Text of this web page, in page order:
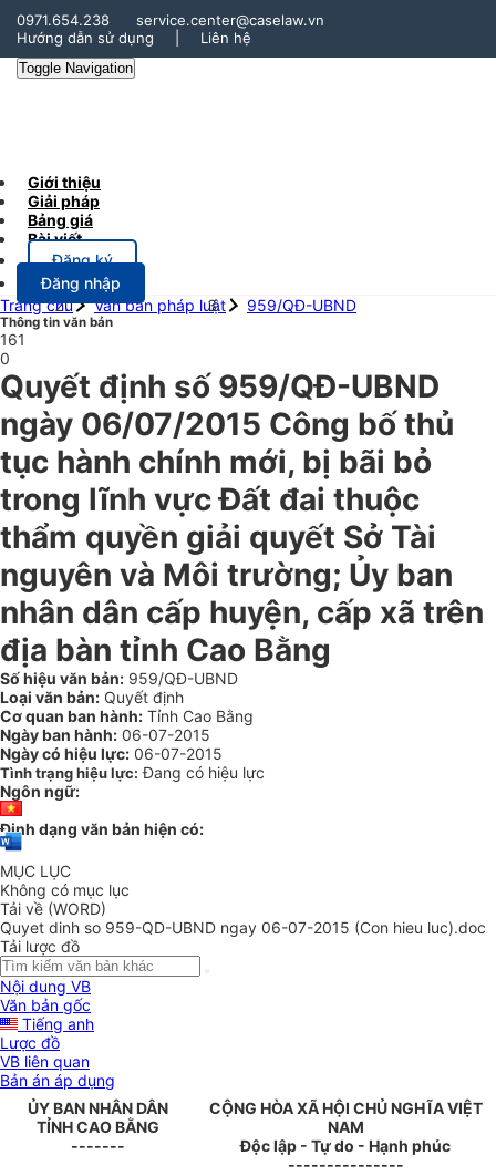
0971.654.238
service.center@caselaw.vn
Hướng dẫn sử dụng
Liên hệ
Toggle Navigation
Giới thiệu
Giải pháp
Bảng giá
Bài viết
Đăng ký
Đăng nhập
Trang chủ
Văn bản pháp luật 959/QĐ-UBND
Thông tin văn bản
161
0
Quyết định số 959/QĐ-UBND
ngày 06/07/2015 Công bố thủ
tục hành chính mới, bị bãi bỏ
trong lĩnh vực Đất đai thuộc
thẩm quyền giải quyết Sở Tài
nguyên và Môi trường; Ủy ban
nhân dân cấp huyện, cấp xã trên
địa bàn tỉnh Cao Bằng
Số hiệu văn bản: 959/QĐ-UBND
Loại văn bản: Quyết định
Cơ quan ban hành: Tỉnh Cao Bằng
Ngày ban hành: 06-07-2015
Ngày có hiệu lực: 06-07-2015
Tình trạng hiệu lực: Đang có hiệu lực
Ngôn ngữ:
Định dạng văn bản hiện có:
MỤC LỤC
Không có mục lục
Tải về (WORD)
Quyet dinh so 959-QD-UBND ngay 06-07-2015 (Con hieu luc).doc
Tải lược đồ
Nội dung VB
Văn bản gốc
Tiếng anh
Lược đồ
VB liên quan
Bản án áp dụng
ỦY BAN NHÂN DÂN
TỈNH CAO BẰNG
-------
CỘNG HÒA XÃ HỘI CHỦ NGHĨA VIỆT
NAM
Độc lập - Tự do - Hạnh phúc
---------------